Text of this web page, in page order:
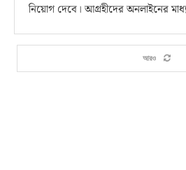
নিয়োগ দেবে। আগ্রহীদের অনলাইনের
আরও